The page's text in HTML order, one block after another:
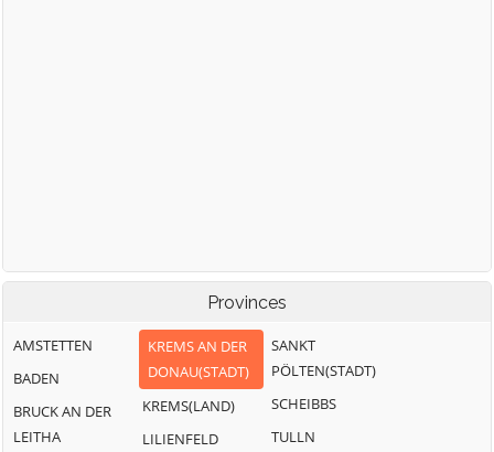
Provinces
AMSTETTEN
BADEN
BRUCK AN DER
LEITHA
KREMS AN DER
DONAU(STADT)
KREMS(LAND)
LILIENFELD
SANKT
PÖLTEN(STADT)
SCHEIBBS
TULLN